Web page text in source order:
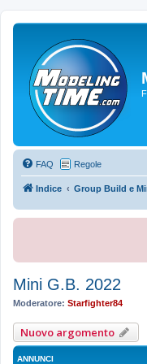
FAQ Regole
Indice Group Build e
Mini G.B. 2022
Moderatore: Starfighter84
Nuovo argomento
ANNUNCI